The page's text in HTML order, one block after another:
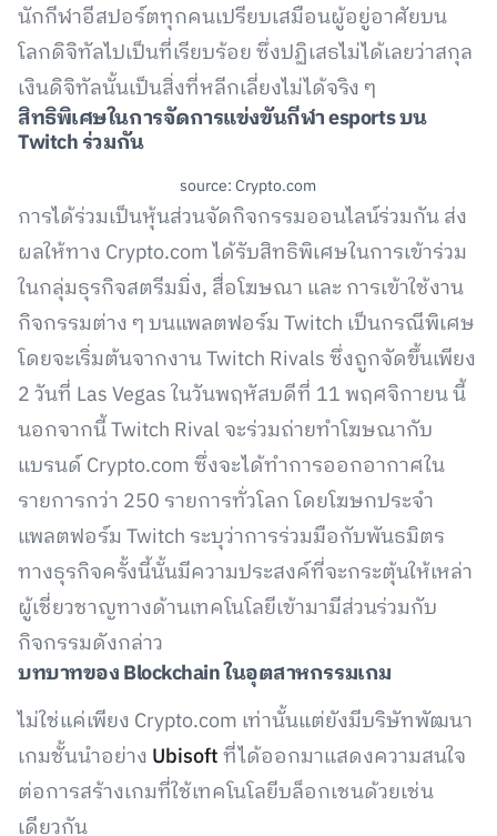
นักกีฬาอีสปอร์ตทุกคนเปรียบเสมือนผู้อยู่อาศัยบน
โลกดิจิทัลไปเป็นที่เรียบร้อย ซึ่งปฏิเสธไม่ได้เลยว่าสกุล
เงินดิจิทัลนั้นเป็นสิ่งที่หลีกเลี่ยงไม่ได้จริง ๆ
สิทธิพิเศษในการจัดการแข่งขันกีฬา esports บน
Twitch ร่วมกัน
source: Crypto.com
การได้ร่วมเป็นหุ้นส่วนจัดกิจกรรมออนไลน์ร่วมกัน ส่ง
ผลให้ทาง Crypto.com ได้รับสิทธิพิเศษในการเข้าร่วม
ในกลุ่มธุรกิจสตรีมมิ่ง, สื่อโฆษณา และ การเข้าใช้งาน
กิจกรรมต่าง ๆ บนแพลตฟอร์ม Twitch เป็นกรณีพิเศษ
โดยจะเริ่มต้นจากงาน Twitch Rivals ซึ่งถูกจัดขึ้นเพียง
2 วันที่ Las Vegas ในวันพฤหัสบดีที่ 11 พฤศจิกายน นี้
นอกจากนี้ Twitch Rival จะร่วมถ่ายทำโฆษณากับ
แบรนด์ Crypto.com ซึ่งจะได้ทำการออกอากาศใน
รายการกว่า 250 รายการทั่วโลก โดยโฆษกประจำ
แพลตฟอร์ม Twitch ระบุว่าการร่วมมือกับพันธมิตร
ทางธุรกิจครั้งนี้นั้นมีความประสงค์ที่จะกระตุ้นให้เหล่า
ผู้เชี่ยวชาญทางด้านเทคโนโลยีเข้ามามีส่วนร่วมกับ
กิจกรรมดังกล่าว
บทบาทของ Blockchain ในอุตสาหกรรมเกม
ไม่ใช่แค่เพียง Crypto.com เท่านั้นแต่ยังมีบริษัทพัฒนา
เกมชั้นนำอย่าง Ubisoftที่ได้ออกมาแสดงความสนใจ
ต่อการสร้างเกมที่ใช้เทคโนโลยีบล็อกเชนด้วยเช่น
เดียวกัน